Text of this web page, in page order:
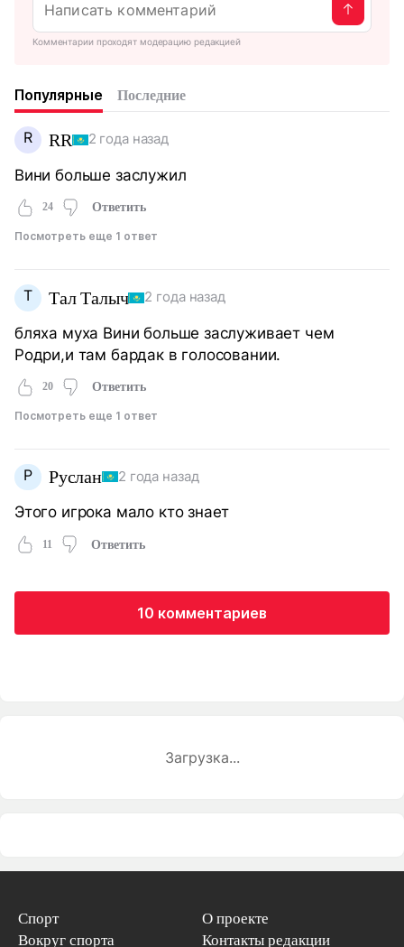
Комментарии проходят модерацию редакцией
Популярные Последние
R RR 2 года назад
Вини больше заслужил
24 Ответить
Посмотреть еще 1 ответ
Т Тал Талыч 2 года назад
бляха муха Вини больше заслуживает чем
Родри,и там бардак в голосовании.
20 Ответить
Посмотреть еще 1 ответ
Р Руслан 2 года назад
Этого игрока мало кто знает
11 Ответить
10 комментариев
Загрузка...
Спорт
Вокруг спорта
О проекте
Контакты редакции